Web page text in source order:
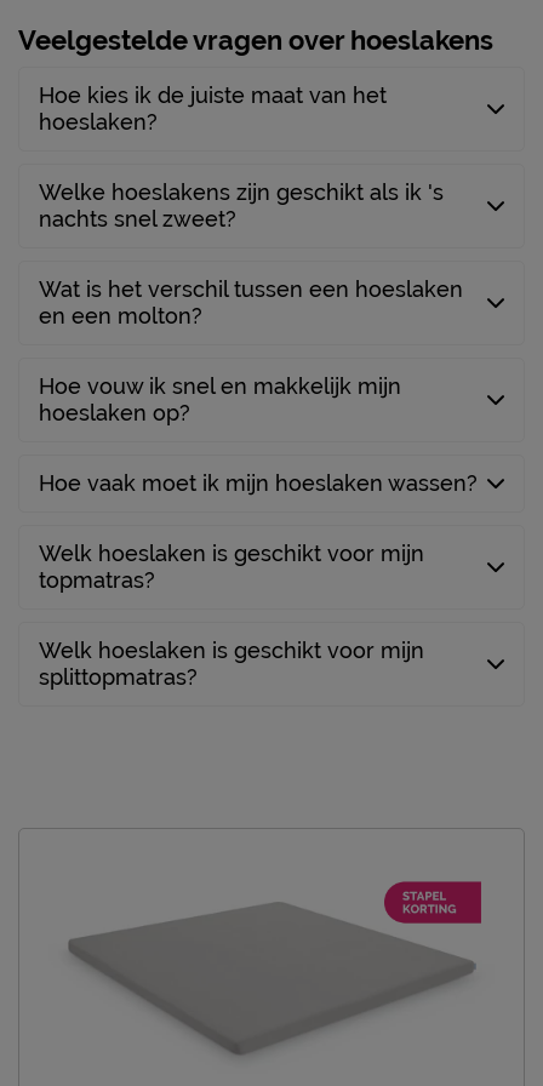
Veelgestelde vragen over hoeslakens
Hoe kies ik de juiste maat van het
hoeslaken?
Welke hoeslakens zijn geschikt als ik 's
nachts snel zweet?
Wat is het verschil tussen een hoeslaken
en een molton?
Hoe vouw ik snel en makkelijk mijn
hoeslaken op?
Hoe vaak moet ik mijn hoeslaken wassen?
Welk hoeslaken is geschikt voor mijn
topmatras?
Welk hoeslaken is geschikt voor mijn
splittopmatras?